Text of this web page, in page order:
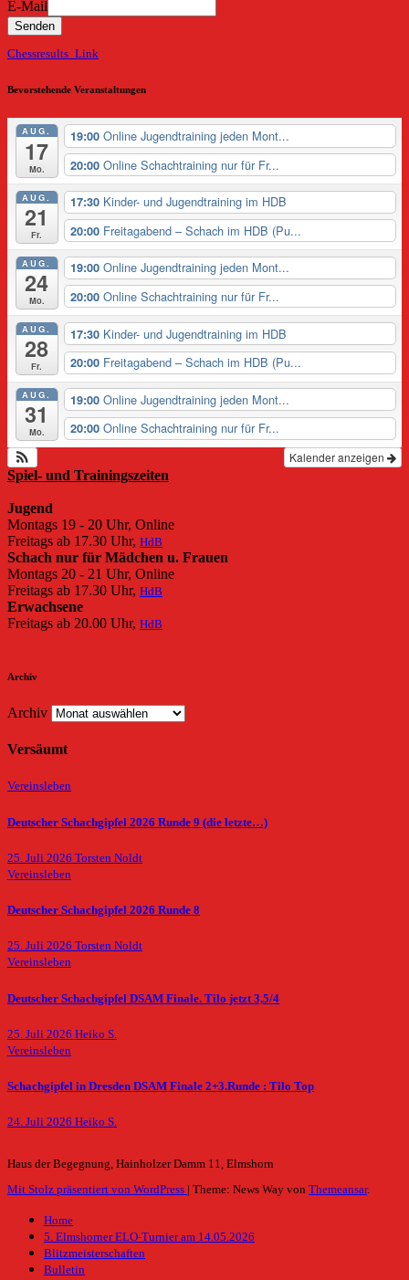
E-Mail
Senden
Chessresults_Link
Bevorstehende Veranstaltungen
AUG.
17
Mo.
19:00 Online Jugendtraining jeden Mont...
20:00 Online Schachtraining nur für Fr...
AUG.
21
Fr.
17:30 Kinder- und Jugendtraining im HDB
20:00 Freitagabend – Schach im HDB (Pu...
AUG.
24
Mo.
19:00 Online Jugendtraining jeden Mont...
20:00 Online Schachtraining nur für Fr...
AUG.
28
Fr.
17:30 Kinder- und Jugendtraining im HDB
20:00 Freitagabend – Schach im HDB (Pu...
AUG.
31
Mo.
19:00 Online Jugendtraining jeden Mont...
20:00 Online Schachtraining nur für Fr...
Kalender anzeigen
Spiel- und Trainingszeiten
Jugend
Montags 19 - 20 Uhr, Online
Freitags ab 17.30 Uhr, HdB
Schach nur für Mädchen u. Frauen
Montags 20 - 21 Uhr, Online
Freitags ab 17.30 Uhr, HdB
Erwachsene
Freitags ab 20.00 Uhr, HdB
Archiv
Archiv
Versäumt
Vereinsleben
Deutscher Schachgipfel 2026 Runde 9 (die letzte…)
25. Juli 2026 Torsten Noldt
Vereinsleben
Deutscher Schachgipfel 2026 Runde 8
25. Juli 2026 Torsten Noldt
Vereinsleben
Deutscher Schachgipfel DSAM Finale. Tilo jetzt 3,5/4
25. Juli 2026 Heiko S.
Vereinsleben
Schachgipfel in Dresden DSAM Finale 2+3.Runde : Tilo Top
24. Juli 2026 Heiko S.
Haus der Begegnung, Hainholzer Damm 11, Elmshorn
Mit Stolz präsentiert von WordPress
Theme: News Way von Themeansar.
Home
5. Elmshorner ELO-Turnier am 14.05.2026
Blitzmeisterschaften
Bulletin